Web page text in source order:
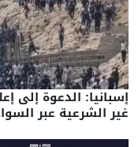
إسبانيا: الدعوة إلى
غير الشرعية عبر